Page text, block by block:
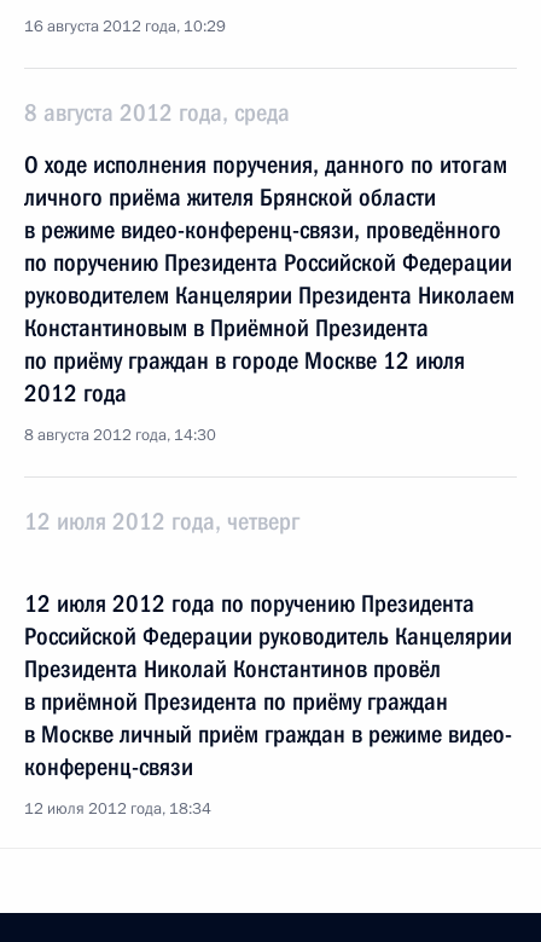
16 августа 2012 года, 10:29
8 августа 2012 года, среда
О ходе исполнения поручения, данного по итогам
личного приёма жителя Брянской области
в режиме видео-конференц-связи, проведённого
по поручению Президента Российской Федерации
руководителем Канцелярии Президента Николаем
Константиновым в Приёмной Президента
по приёму граждан в городе Москве 12 июля
2012 года
8 августа 2012 года, 14:30
12 июля 2012 года, четверг
12 июля 2012 года по поручению Президента
Российской Федерации руководитель Канцелярии
Президента Николай Константинов провёл
в приёмной Президента по приёму граждан
в Москве личный приём граждан в режиме видео-
конференц-связи
12 июля 2012 года, 18:34